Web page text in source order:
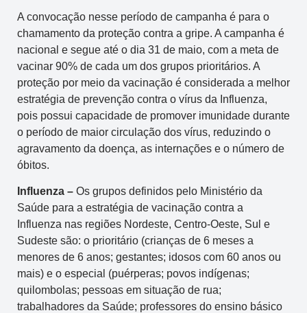
A convocação nesse período de campanha é para o
chamamento da proteção contra a gripe. A campanha é
nacional e segue até o dia 31 de maio, com a meta de
vacinar 90% de cada um dos grupos prioritários. A
proteção por meio da vacinação é considerada a melhor
estratégia de prevenção contra o vírus da Influenza,
pois possui capacidade de promover imunidade durante
o período de maior circulação dos vírus, reduzindo o
agravamento da doença, as internações e o número de
óbitos.
Influenza – Os grupos definidos pelo Ministério da
Saúde para a estratégia de vacinação contra a
Influenza nas regiões Nordeste, Centro-Oeste, Sul e
Sudeste são: o prioritário (crianças de 6 meses a
menores de 6 anos; gestantes; idosos com 60 anos ou
mais) e o especial (puérperas; povos indígenas;
quilombolas; pessoas em situação de rua;
trabalhadores da Saúde; professores do ensino básico